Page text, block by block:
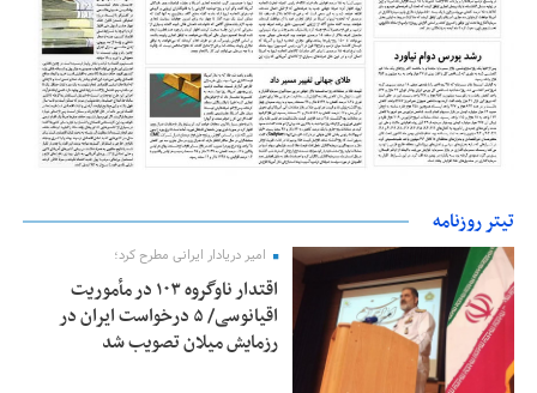
تیتر روزنامه
امیر دریادار ایرانی مطرح کرد؛
اقتدار ناوگروه ۱۰۳ در مأموریت‌
اقیانوسی/ ۵ درخواست ایران در
رزمایش میلان تصویب شد